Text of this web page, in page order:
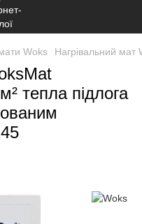
Woks Нагрівальний мат
тепла підлога